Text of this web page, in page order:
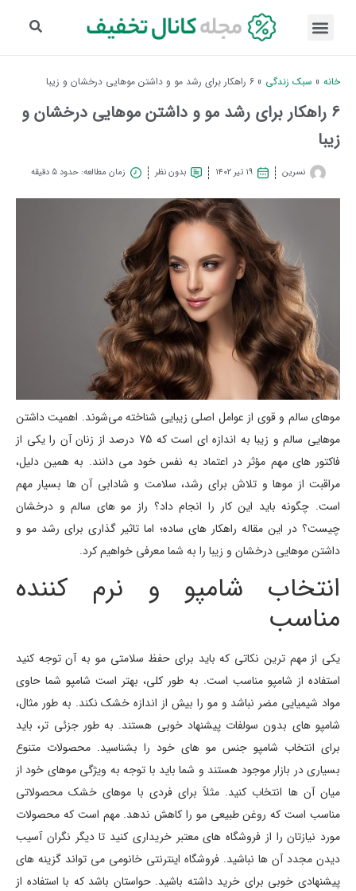
خانه » سبک زندگی » 6 راهکار برای رشد مو و داشتن موهایی درخشان و زیبا
6 راهکار برای رشد مو و داشتن موهایی درخشان و
زیبا
نسرین ۱۹ تیر ۱۴۰۲ بدون نظر زمان مطالعه: حدود 5 دقیقه
موهای سالم و قوی از عوامل اصلی زیبایی شناخته می‌شوند. اهمیت داشتن
موهایی سالم و زیبا به اندازه ای است که 75 درصد از زنان آن را یکی از
فاکتور های مهم مؤثر در اعتماد به نفس خود می دانند. به همین دلیل،
مراقبت از موها و تلاش برای رشد، سلامت و شادابی آن ها بسیار مهم
است. چگونه باید این کار را انجام داد؟ راز مو های سالم و درخشان
چیست؟ در این مقاله راهکار های ساده؛ اما تاثیر گذاری برای رشد مو و
داشتن موهایی درخشان و زیبا را به شما معرفی خواهیم کرد.
انتخاب شامپو و نرم کننده
مناسب
یکی از مهم ترین نکاتی که باید برای حفظ سلامتی مو به آن توجه کنید
استفاده از شامپو مناسب است. به طور کلی، بهتر است شامپو شما حاوی
مواد شیمیایی مضر نباشد و مو را بیش از اندازه خشک نکند. به طور مثال،
شامپو های بدون سولفات پیشنهاد خوبی هستند. به طور جزئی تر، باید
برای انتخاب شامپو جنس مو های خود را بشناسید. محصولات متنوع
بسیاری در بازار موجود هستند و شما باید با توجه به ویژگی موهای خود از
میان آن ها انتخاب کنید. مثلاً برای فردی با موهای خشک محصولاتی
مناسب است که روغن طبیعی مو را کاهش ندهد. مهم است که محصولات
مورد نیازتان را از فروشگاه های معتبر خریداری کنید تا دیگر نگران آسیب
دیدن مجدد آن ها نباشید. فروشگاه اینترنتی خانومی می تواند گزینه های
پیشنهادی خوبی برای خرید داشته باشید. حواستان باشد که با استفاده از